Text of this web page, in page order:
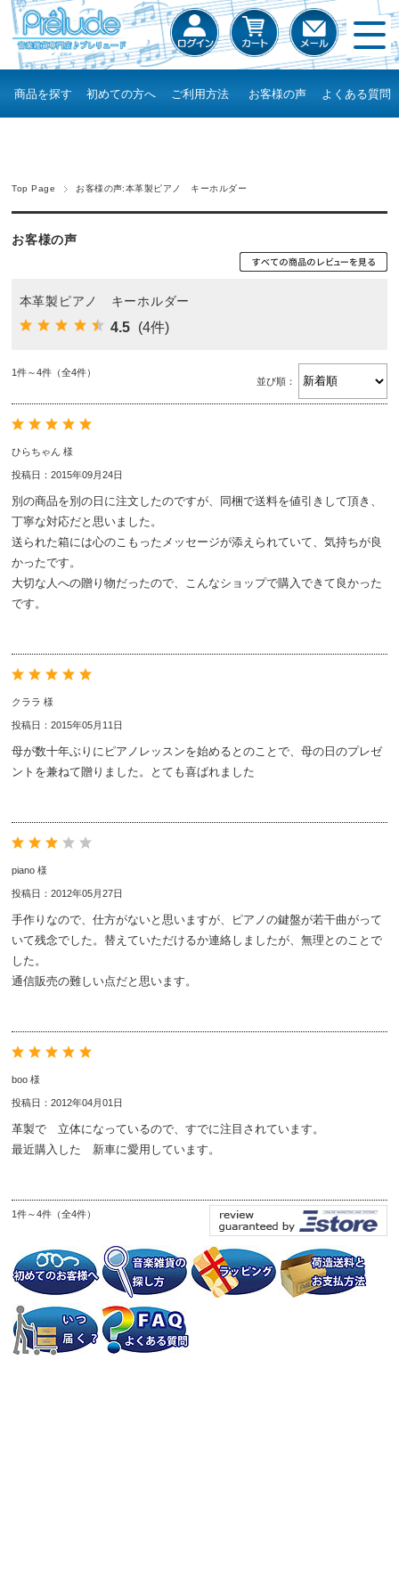
商品を探す 初めての方へ ご利用方法 お客様の声 よくある質問
Top Page お客様の声:本革製ピアノ キーホルダー
お客様の声
本革製ピアノ キーホルダー
4.5 (4件)
1件～4件（全4件）
並び順：
ひらちゃん 様
投稿日：2015年09月24日
別の商品を別の日に注文したのですが、同梱で送料を値引きして頂き、
丁寧な対応だと思いました。
送られた箱には心のこもったメッセージが添えられていて、気持ちが良
かったです。
大切な人への贈り物だったので、こんなショップで購入できて良かった
です。
クララ 様
投稿日：2015年05月11日
母が数十年ぶりにピアノレッスンを始めるとのことで、母の日のプレゼ
ントを兼ねて贈りました。とても喜ばれました
piano 様
投稿日：2012年05月27日
手作りなので、仕方がないと思いますが、ピアノの鍵盤が若干曲がって
いて残念でした。替えていただけるか連絡しましたが、無理とのことで
した。
通信販売の難しい点だと思います。
boo 様
投稿日：2012年04月01日
革製で 立体になっているので、すでに注目されています。
最近購入した 新車に愛用しています。
1件～4件（全4件）